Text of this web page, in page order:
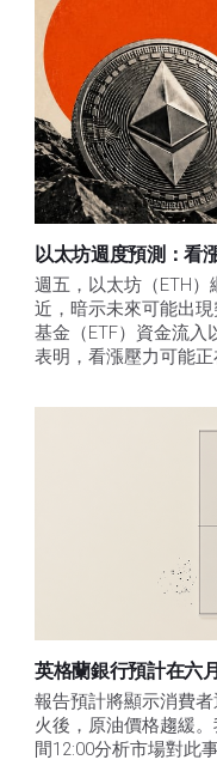
以太坊週度預測：看
週五，以太坊（ETH
近，暗示未來可能出
基金（ETF）資金流入
表明，看漲壓力可能正
英格蘭銀行預計在六
報告預計將顯示消費
火後，原油價格趨緩
間12:00分析市場對此